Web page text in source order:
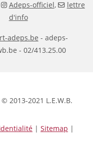
Adeps-officiel,
lettre
d'info
adeps.be - adeps-
- 02/413.25.00
© 2013-2021 L.E.W.B.
| Sitemap |